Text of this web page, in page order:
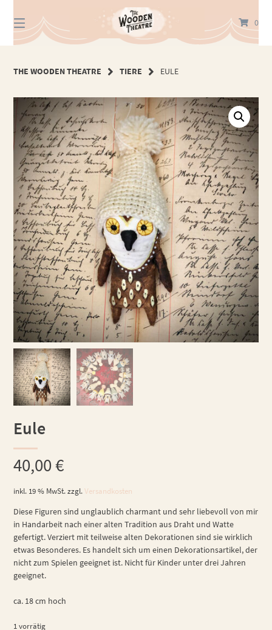
zum
Inhalt
0
THE WOODEN THEATRE TIERE EULE
Eule
40,00€
inkl. 19 % MwSt. zzgl.Versandkosten
Diese Figuren sind unglaublich charmant und sehr liebevoll von mir
in Handarbeit nach einer alten Tradition aus Draht und Watte
gefertigt. Verziert mit teilweise alten Dekorationen sind sie wirklich
etwas Besonderes. Es handelt sich um einen Dekorationsartikel, der
nicht zum Spielen geeignet ist. Nicht für Kinder unter drei Jahren
geeignet.
ca. 18 cm hoch
1 vorrätig